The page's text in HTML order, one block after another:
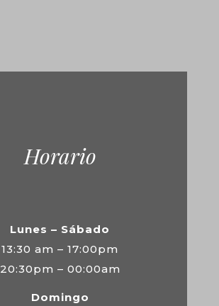
Horario
Lunes – Sábado
13:30 am – 17:00pm
20:30pm – 00:00am
Domingo